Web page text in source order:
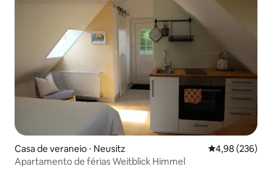
Casa de veraneio ⋅ Neusitz 4,98 de uma
4,98 (236)
Apartamento de férias Weitblick Himmel